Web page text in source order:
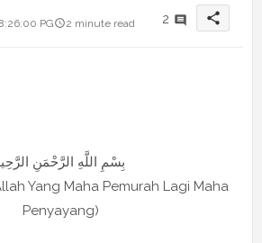
PG
2 minute read 2 share
Yang Maha Pemurah Lagi Maha
Penyayang)